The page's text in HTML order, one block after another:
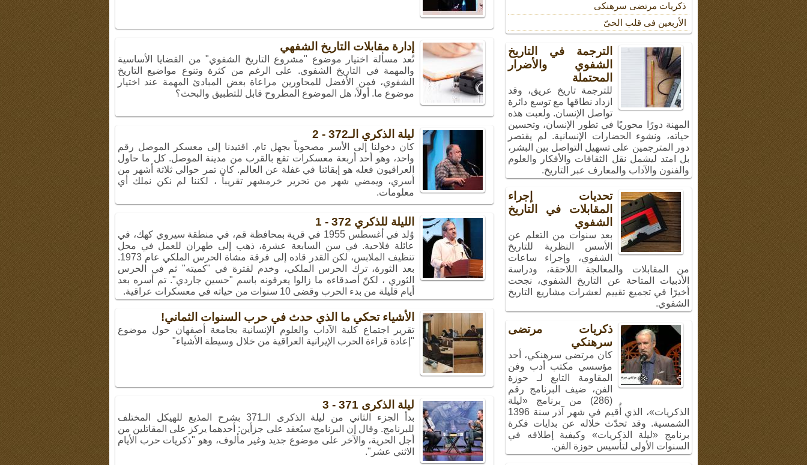
إدارة مقابلات التاريخ الشفهي
تُعد مسألة اختيار موضوع "مشروع التاريخ الشفوي" من القضايا الأساسية
والمهمة في التاريخ الشفوي. على الرغم من كثرة وتنوع مواضيع التاريخ
الشفوي، فمن الأفضل للمحاورين مراعاة بعض المبادئ المهمة عند اختيار
موضوع ما. أولاً، هل الموضوع المطروح قابل للتطبيق والبحث؟
ليلة الذكري الـ372 - 2
كان دخولنا إلى الأسر مصحوباً بجهل تام. اقتيدنا إلى معسكر الموصل رقم
واحد، وهو أحد أربعة معسكرات تقع بالقرب من مدينة الموصل. كل ما حاول
العراقيون فعله هو إبقائنا في غفلة عن العالم. كان تمر حوالي ثلاثة أشهر من
أسري، ويمضي شهر من تحرير خرمشهر تقريباً ، لكننا لم نكن نملك أي
معلومات.
الليلة للذكري 372 - 1
وُلد في أغسطس 1955 في قرية بمحافظة قم، في منطقة سيروي كهك، في
عائلة فلاحية. في سن السابعة عشرة، ذهب إلى طهران للعمل في محل
تنظيف الملابس، لكن القدر قاده إلى فرقة مشاة الحرس الملكي عام 1973.
بعد الثورة، ترك الحرس الملكي، وخدم لفترة في "كميته" ثم في الحرس
الثوري ، لكنّ أصدقاءه ما زالوا يعرفونه باسم "حسين جاردي". تم أسره بعد
أيام قليلة من بدء الحرب وقضى 10 سنوات من حياته في معسكرات عراقية.
الأشياء تحكي ما الذي حدث في حرب السنوات الثماني!
تقرير اجتماع كلية الآداب والعلوم الإنسانية بجامعة أصفهان حول موضوع
"إعادة قراءة الحرب الإيرانية العراقية من خلال وسيطة الأشياء"
ليلة الذكرى 371 - 3
بدأ الجزء الثاني من ليلة الذكرى الـ371 بشرح المذيع للهيكل المختلف
للبرنامج. وقال إن البرنامج سيُعقد على جزأين: أحدهما يركز على المقاتلين من
أجل الحرية، والآخر على موضوع جديد وغير مألوف، وهو "ذكريات حرب الأيام
الاثني عشر".
ذکریات مرتضى سرهنکی
الأربعین فی قلب الحیّ
الترجمة في التاريخ
الشفوي والأضرار
المحتملة
للترجمة تاريخ عريق، وقد
ازداد نطاقها مع توسع دائرة
تواصل الإنسان. ولعبت هذه
المهنة دورًا محوريًا في تطور الإنسان، وتحسين
حياته، ونشوء الحضارات الإنسانية. لم يقتصر
دور المترجمين على تسهيل التواصل بين البشر،
بل امتد ليشمل نقل الثقافات والأفكار والعلوم
والفنون والآداب والمعارف عبر التاريخ.
تحديات إجراء
المقابلات في التاريخ
الشفوي
بعد سنوات من التعلم عن
الأسس النظرية للتاريخ
الشفوي، وإجراء ساعات
من المقابلات والمعالجة اللاحقة، ودراسة
الأدبيات المتاحة عن التاريخ الشفوي، نجحت
أخيرًا في تجميع تقييم لعشرات مشاريع التاريخ
الشفوي.
ذكريات مرتضى
سرهنكي
كان مرتضى سرهنكي، أحد
مؤسسي مكتب أدب وفن
المقاومة التابع لـ حوزة
الفن، ضيف البرنامج رقم
(286) من برنامج «ليلة
الذكريات»، الذي أُقيم في شهر آذر سنة 1396
الشمسية. وقد تحدّث خلاله عن بدايات فكرة
برنامج «ليلة الذكريات» وكيفية إطلاقه في
السنوات الأولى لتأسيس حوزة الفن.